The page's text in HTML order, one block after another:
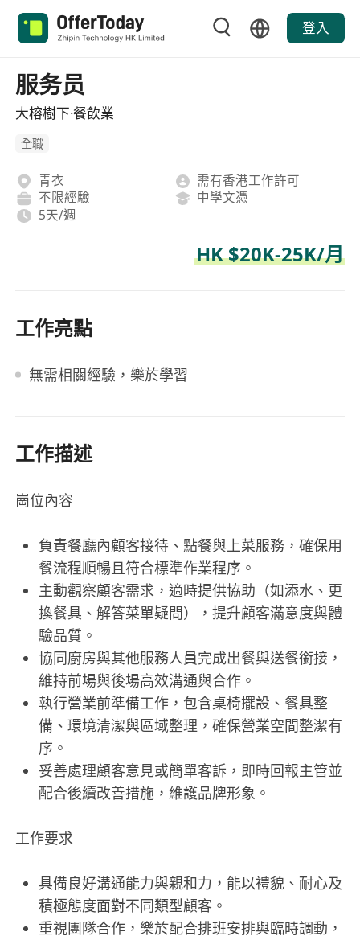
登入
服务员
大榕樹下·餐飲業
全職
青衣
需有香港工作許可
不限經驗
中學文憑
5天/週
HK $20K-25K/月
工作亮點
無需相關經驗，樂於學習
工作描述
崗位內容
負責餐廳內顧客接待、點餐與上菜服務，確保用
餐流程順暢且符合標準作業程序。
主動觀察顧客需求，適時提供協助（如添水、更
換餐具、解答菜單疑問），提升顧客滿意度與體
驗品質。
協同廚房與其他服務人員完成出餐與送餐銜接，
維持前場與後場高效溝通與合作。
執行營業前準備工作，包含桌椅擺設、餐具整
備、環境清潔與區域整理，確保營業空間整潔有
序。
妥善處理顧客意見或簡單客訴，即時回報主管並
配合後續改善措施，維護品牌形象。
工作要求
具備良好溝通能力與親和力，能以禮貌、耐心及
積極態度面對不同類型顧客。
重視團隊合作，樂於配合排班安排與臨時調動，